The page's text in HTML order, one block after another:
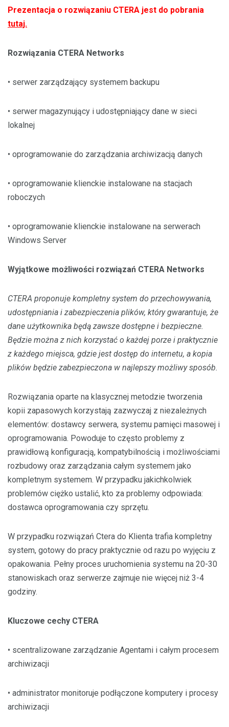
Prezentacja o rozwiązaniu CTERA jest do pobrania
tutaj.
Rozwiązania CTERA Networks
• serwer zarządzający systemem backupu
• serwer magazynujący i udostępniający dane w sieci
lokalnej
• oprogramowanie do zarządzania archiwizacją danych
• oprogramowanie klienckie instalowane na stacjach
roboczych
• oprogramowanie klienckie instalowane na serwerach
Windows Server
Wyjątkowe możliwości rozwiązań CTERA Networks
CTERA proponuje kompletny system do przechowywania,
udostępniania i zabezpieczenia plików, który gwarantuje, że
dane użytkownika będą zawsze dostępne i bezpieczne.
Będzie można z nich korzystać o każdej porze i praktycznie
z każdego miejsca, gdzie jest dostęp do internetu, a kopia
plików będzie zabezpieczona w najlepszy możliwy sposób.
Rozwiązania oparte na klasycznej metodzie tworzenia
kopii zapasowych korzystają zazwyczaj z niezależnych
elementów: dostawcy serwera, systemu pamięci masowej i
oprogramowania. Powoduje to często problemy z
prawidłową konfiguracją, kompatybilnością i możliwościami
rozbudowy oraz zarządzania całym systemem jako
kompletnym systemem. W przypadku jakichkolwiek
problemów ciężko ustalić, kto za problemy odpowiada:
dostawca oprogramowania czy sprzętu.
W przypadku rozwiązań Ctera do Klienta trafia kompletny
system, gotowy do pracy praktycznie od razu po wyjęciu z
opakowania. Pełny proces uruchomienia systemu na 20-30
stanowiskach oraz serwerze zajmuje nie więcej niż 3-4
godziny.
Kluczowe cechy CTERA
• scentralizowane zarządzanie Agentami i całym procesem
archiwizacji
• administrator monitoruje podłączone komputery i procesy
archiwizacji